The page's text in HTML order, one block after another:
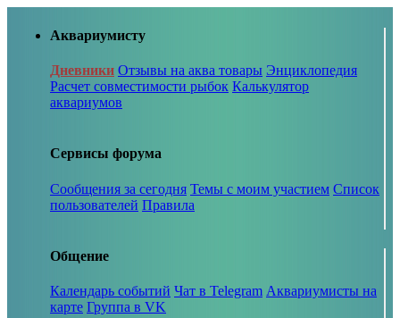
Аквариумисту
Дневники Отзывы на аква товары Энциклопедия
Расчет совместимости рыбок Калькулятор
аквариумов
Сервисы форума
Сообщения за сегодня Темы с моим участием Список
пользователей Правила
Общение
Календарь событий Чат в Telegram Аквариумисты на
карте Группа в VK